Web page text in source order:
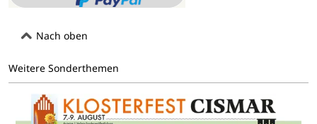
Nach oben
Weitere Sonderthemen